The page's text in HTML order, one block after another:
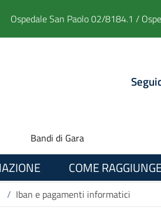
Ospedale San Paolo 02/8184.1 /
Bandi di Gara
COME
/ Iban e pagamenti informatici